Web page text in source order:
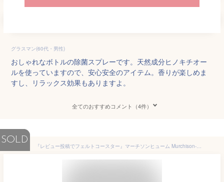
グラスマン(60代・男性)
おしゃれなボトルの除菌スプレーです。天然成分ヒノキチオー
ルを使っていますので、安心安全のアイテム。香りが楽しめま
すし、リラックス効果もありますよ。
全てのおすすめコメント（4件）
SOLD
『レビュー投稿でフェルトコースター』マーチソンヒューム Murchison-Hume 「"エブリディ" ファニチャースプリッツァ」家具/リビング用 ハウスクリーナー 洗剤 住居用洗剤 洗浄剤 お掃除 大掃除 おしゃれ ボトル 除菌 スプレー 皮 布 木 レザー ファブリック